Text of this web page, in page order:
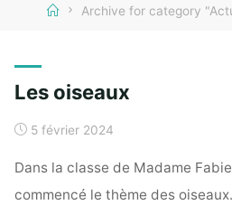
HomeArchive for category
Les oiseaux
5 février 2024
Dans la classe de Madame
commencé le thème des